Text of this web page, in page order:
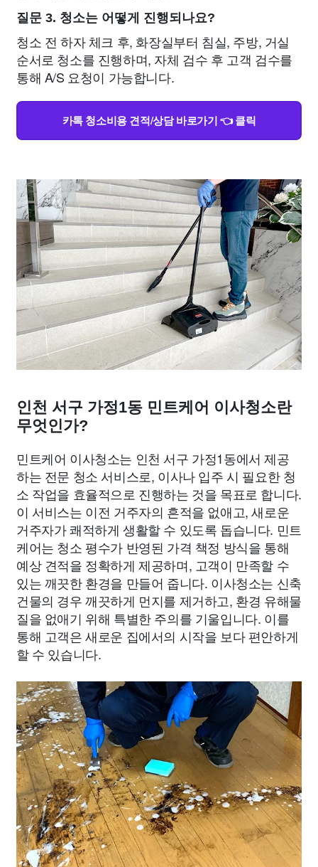
질문 3. 청소는 어떻게 진행되나요?
청소 전 하자 체크 후, 화장실부터 침실, 주방, 거실
순서로 청소를 진행하며, 자체 검수 후 고객 검수를
통해 A/S 요청이 가능합니다.
카톡 청소비용 견적/상담 바로가기 👈 클릭
인천 서구 가정1동 민트케어 이사청소란
무엇인가?
민트케어 이사청소는 인천 서구 가정1동에서 제공
하는 전문 청소 서비스로, 이사나 입주 시 필요한 청
소 작업을 효율적으로 진행하는 것을 목표로 합니다.
이 서비스는 이전 거주자의 흔적을 없애고, 새로운
거주자가 쾌적하게 생활할 수 있도록 돕습니다. 민트
케어는 청소 평수가 반영된 가격 책정 방식을 통해
예상 견적을 정확하게 제공하며, 고객이 만족할 수
있는 깨끗한 환경을 만들어 줍니다. 이사청소는 신축
건물의 경우 깨끗하게 먼지를 제거하고, 환경 유해물
질을 없애기 위해 특별한 주의를 기울입니다. 이를
통해 고객은 새로운 집에서의 시작을 보다 편안하게
할 수 있습니다.